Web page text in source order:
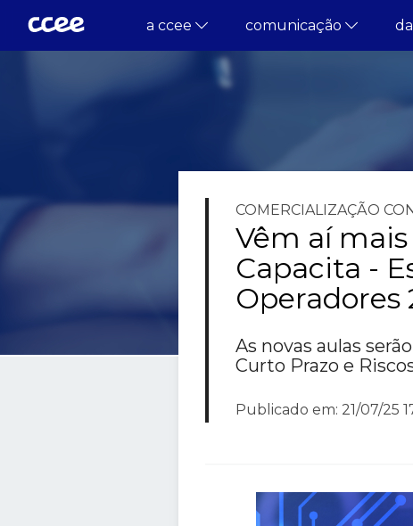
a ccee comunicação
COMERCIALIZAÇÃO
Vêm aí
Capacita -
Operadores
As novas aulas
Curto Prazo e
Publicado em: 21/07/25